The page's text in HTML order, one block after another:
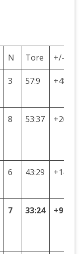
N Tore +/–
3 57:9 +48
8 53:37 +26
6 43:29 +14
7 33:24 +9